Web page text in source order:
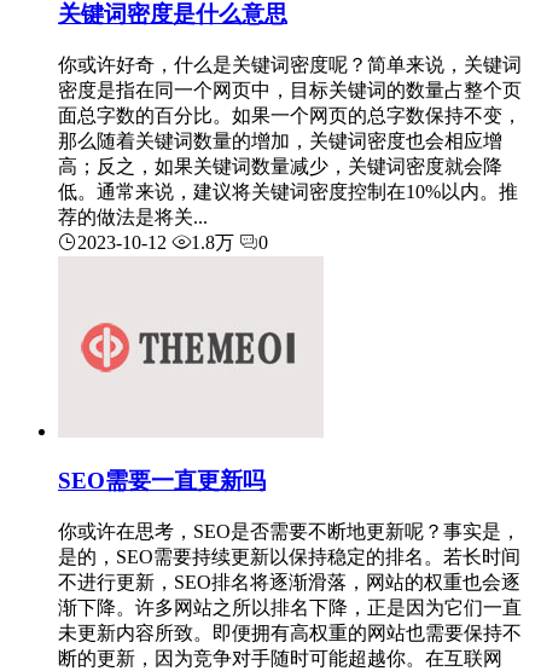
关键词密度是什么意思
你或许好奇，什么是关键词密度呢？简单来说，关键词
密度是指在同一个网页中，目标关键词的数量占整个页
面总字数的百分比。如果一个网页的总字数保持不变，
那么随着关键词数量的增加，关键词密度也会相应增
高；反之，如果关键词数量减少，关键词密度就会降
低。通常来说，建议将关键词密度控制在10%以内。推
荐的做法是将关...
2023-10-12
1.8万 0
SEO需要一直更新吗
你或许在思考，SEO是否需要不断地更新呢？事实是，
是的，SEO需要持续更新以保持稳定的排名。若长时间
不进行更新，SEO排名将逐渐滑落，网站的权重也会逐
渐下降。许多网站之所以排名下降，正是因为它们一直
未更新内容所致。即便拥有高权重的网站也需要保持不
断的更新，因为竞争对手随时可能超越你。在互联网